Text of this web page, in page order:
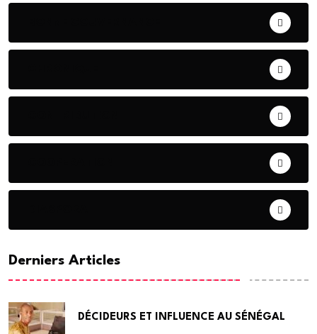
Derniers Articles
DÉCIDEURS ET INFLUENCE AU SÉNÉGAL